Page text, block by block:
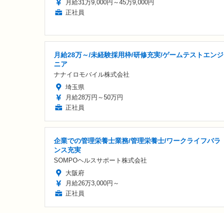
月給31万9,000円～45万9,000円
正社員
月給28万～/未経験採用枠/研修充実/ゲームテストエンジ
ニア
ナナイロモバイル株式会社
埼玉県
月給28万円～50万円
正社員
企業での管理栄養士業務/管理栄養士/ワークライフバラ
ンス充実
SOMPOヘルスサポート株式会社
大阪府
月給26万3,000円～
正社員